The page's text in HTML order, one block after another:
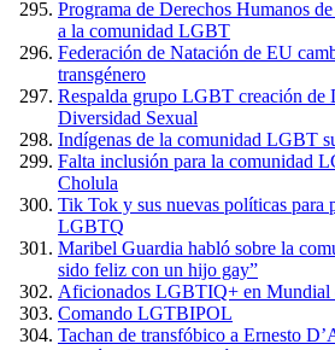
Programa de Derechos Humanos
a la comunidad LGBT
Federación de Natación de EU
transgénero
Respalda grupo LGBT creación de
Diversidad Sexual
Indígenas de la comunidad LGBT
Falta inclusión para la comunidad
Cholula
Tik Tok y sus nuevas políticas para
LGBTQ
Maribel Guardia habló sobre la
sido feliz con un hijo gay”
Aficionados LGBTIQ+ en Mundial
Comando LGTBIPOL
Tachan de transfóbico a Ernesto